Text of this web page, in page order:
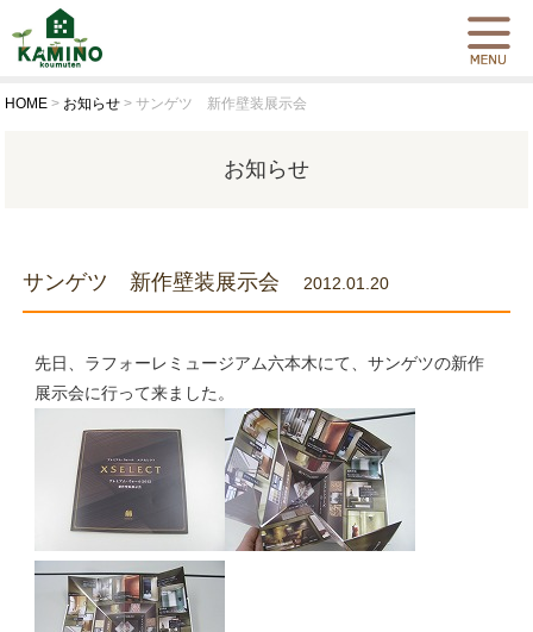
HOME > お知らせ >サンゲツ 新作壁装展示会
お知らせ
サンゲツ 新作壁装展示会 2012.01.20
先日、ラフォーレミュージアム六本木にて、サンゲツの新作
展示会に行って来ました。